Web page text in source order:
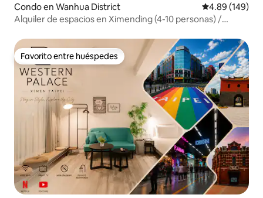
Condo en Wanhua District Calificación
4.89 (149)
Alquiler de espacios en Ximending (4-10 personas) /
eventos
Favorito entre huéspedes
Favorito entre huéspedes